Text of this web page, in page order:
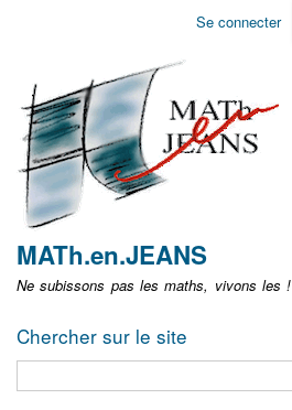
Aller
non
identifié
Se connecter
MATh.en.JEANS
Ne subissons pas les maths, vivons les !
Chercher sur le site